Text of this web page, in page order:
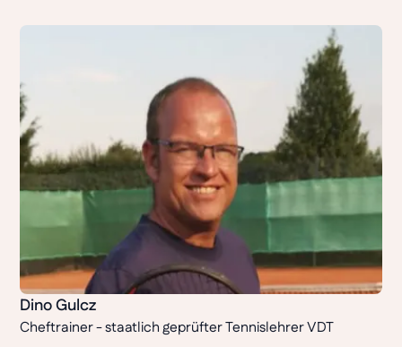
Dino Gulcz
Cheftrainer - staatlich geprüfter Tennislehrer VDT